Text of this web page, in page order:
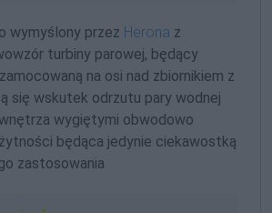
wymyślony przez Herona z
turbiny parowej, będący
na osi nad zbiornikiem z
się wskutek odrzutu pary wodnej
wygiętymi obwodowo
będąca jedynie ciekawostką
zastosowania